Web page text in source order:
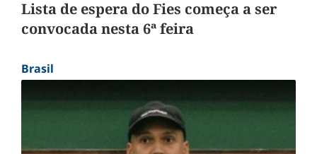
Lista de espera do Fies começa a ser
convocada nesta 6ª feira
Brasil